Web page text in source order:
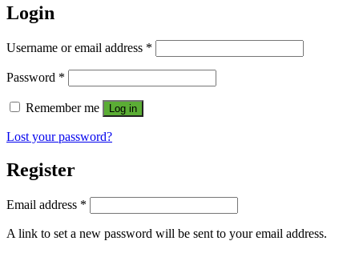
Login
Username or email address *
Password *
Remember me Log in
Lost your password?
Register
Email address *
A link to set a new password will be sent to your email address.